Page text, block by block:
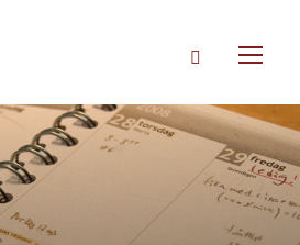
Rechercher